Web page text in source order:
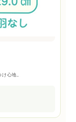
心地。